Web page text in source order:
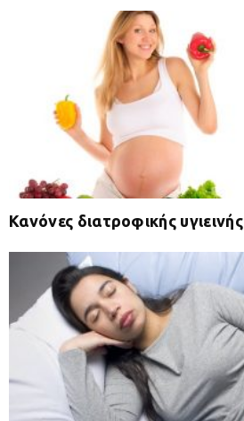
Κανόνες διατροφικής